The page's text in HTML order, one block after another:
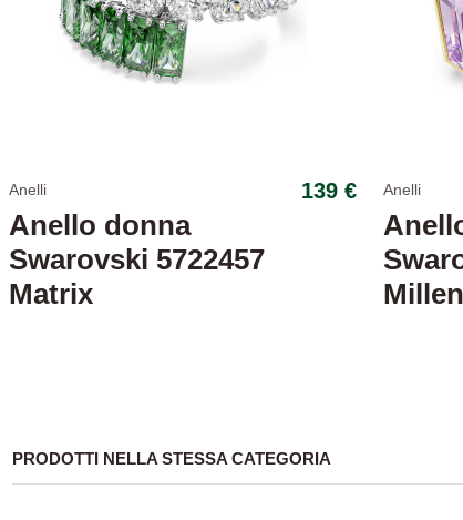
Anelli 139 €
Anello donna
Swarovski 5722457
Matrix
Anelli
PRODOTTI NELLA STESSA CATEGORIA